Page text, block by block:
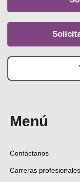
Menú
Contáctanos
Carreras profesionales